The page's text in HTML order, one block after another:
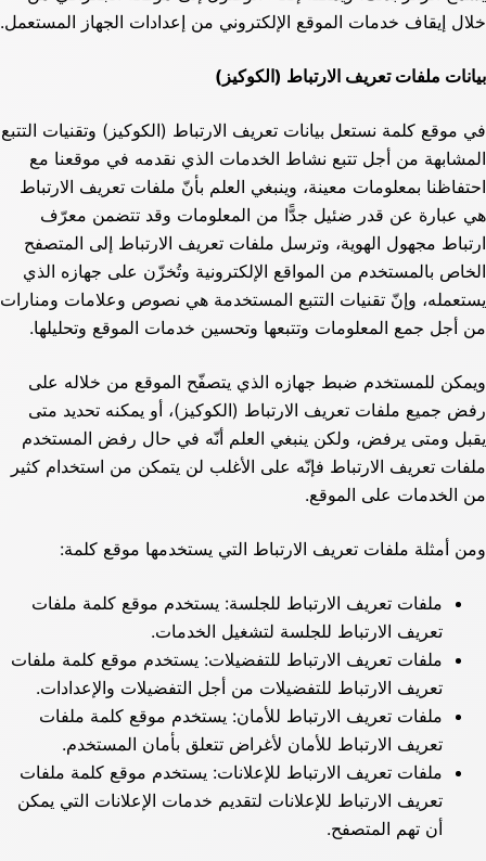
خلال إيقاف خدمات الموقع الإلكتروني من إعدادات الجهاز المستعمل.
بيانات ملفات تعريف الارتباط (الكوكيز)
في موقع كلمة نستعل بيانات تعريف الارتباط (الكوكيز) وتقنيات التتبع
المشابهة من أجل تتبع نشاط الخدمات الذي نقدمه في موقعنا مع
احتفاظنا بمعلومات معينة، وينبغي العلم بأنّ ملفات تعريف الارتباط
هي عبارة عن قدر ضئيل جدًّا من المعلومات وقد تتضمن معرّف
ارتباط مجهول الهوية، وترسل ملفات تعريف الارتباط إلى المتصفح
الخاص بالمستخدم من المواقع الإلكترونية وتُخزّن على جهازه الذي
يستعمله، وإنّ تقنيات التتبع المستخدمة هي نصوص وعلامات ومنارات
من أجل جمع المعلومات وتتبعها وتحسين خدمات الموقع وتحليلها.
ويمكن للمستخدم ضبط جهازه الذي يتصفّح الموقع من خلاله على
رفض جميع ملفات تعريف الارتباط (الكوكيز)، أو يمكنه تحديد متى
يقبل ومتى يرفض، ولكن ينبغي العلم أنّه في حال رفض المستخدم
ملفات تعريف الارتباط فإنّه على الأغلب لن يتمكن من استخدام كثير
من الخدمات على الموقع.
ومن أمثلة ملفات تعريف الارتباط التي يستخدمها موقع كلمة:
ملفات تعريف الارتباط للجلسة: يستخدم موقع كلمة ملفات
تعريف الارتباط للجلسة لتشغيل الخدمات.
ملفات تعريف الارتباط للتفضيلات: يستخدم موقع كلمة ملفات
تعريف الارتباط للتفضيلات من أجل التفضيلات والإعدادات.
ملفات تعريف الارتباط للأمان: يستخدم موقع كلمة ملفات
تعريف الارتباط للأمان لأغراض تتعلق بأمان المستخدم.
ملفات تعريف الارتباط للإعلانات: يستخدم موقع كلمة ملفات
تعريف الارتباط للإعلانات لتقديم خدمات الإعلانات التي يمكن
أن تهم المتصفح.